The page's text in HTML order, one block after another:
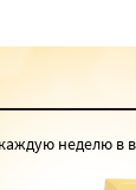
неделю в